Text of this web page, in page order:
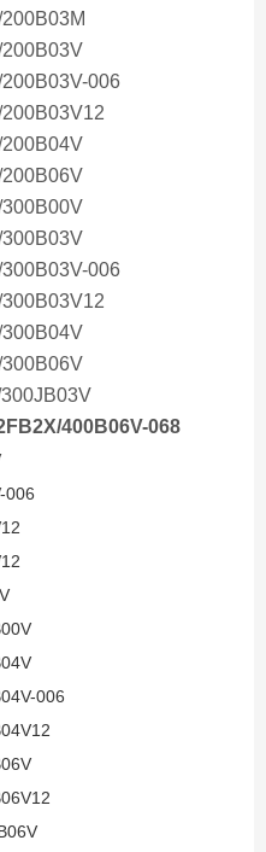
006
006
400B06V-068
006
006